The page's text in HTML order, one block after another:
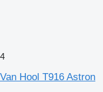
4
Van Hool T916 Astron